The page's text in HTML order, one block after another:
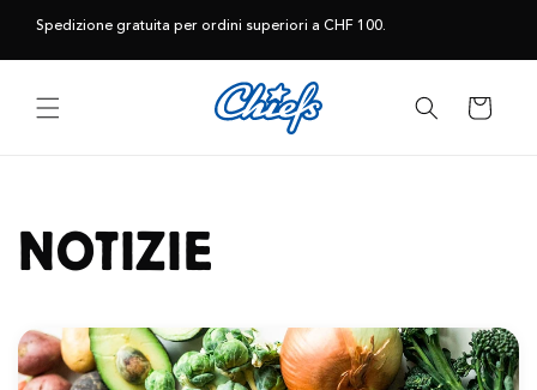
direttamente
Spedizione gratuita per ordini superiori a CHF 100.
Carrello
NOTIZIE